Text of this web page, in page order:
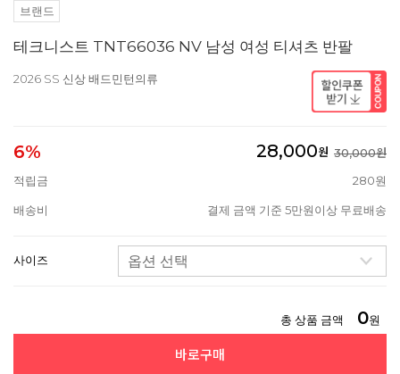
브랜드
테크니스트 TNT66036 NV 남성 여성 티셔츠 반팔
2026 SS 신상 배드민턴의류
6% 28,000원 30,000원
적립금
280원
배송비 결제 금액 기준 5만원이상 무료배송
사이즈
총 상품 금액 0원
바로구매